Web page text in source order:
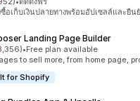
รีวิว
อเก็บเงินปลายทางพร้อมอัปเซลล์และยืน
Landing Page Builder
ดาวรีวิว
•Free plan available
to sell more, from home page,
for Shopify